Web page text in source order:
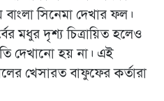
বাংলা সিনেমা দেখার ফল।
মধুর দৃশ্য চিত্রায়িত হলেও
দেখানো হয় না। এই
খেসারত বাফুফের কর্তারা